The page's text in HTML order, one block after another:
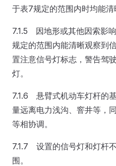
于表7规定的范围内时均能清
7.1.5 因地形或其他因索影
规定的范围内能清晰观察到
置注意信号灯标志，警告驾
灯。
7.1.6 悬臂式机动车灯杆的
量远离电力浅沟、窨井等，
等相协调。
7.1.7 设置的信号灯和灯杆
围。